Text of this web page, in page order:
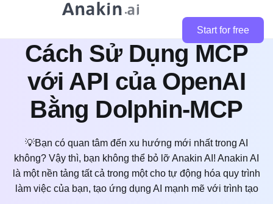
Start for free
Cách Sử Dụng MCP
với API của OpenAI
Bằng Dolphin-MCP
💡Bạn có quan tâm đến xu hướng mới nhất trong AI
không? Vậy thì, bạn không thể bỏ lỡ Anakin AI! Anakin AI
là một nền tảng tất cả trong một cho tự động hóa quy trình
làm việc của bạn, tạo ứng dụng AI mạnh mẽ với trình tạo